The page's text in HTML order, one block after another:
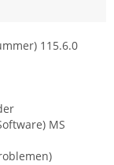
115.6.0
MS